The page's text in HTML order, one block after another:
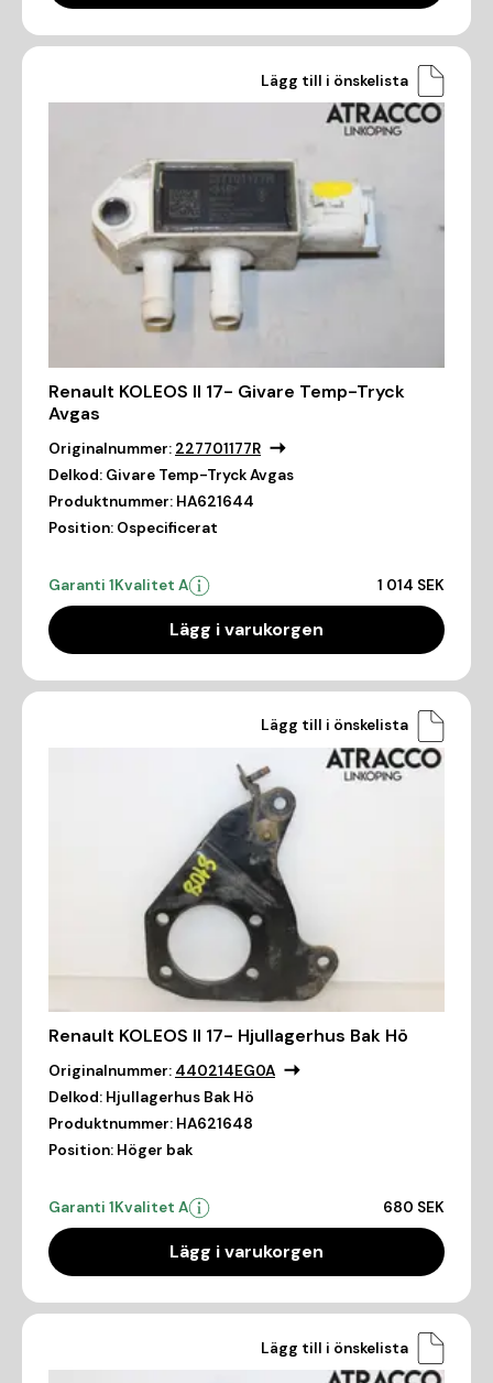
Lägg till i önskelista
Renault KOLEOS II 17- Givare Temp-Tryck
Avgas
Originalnummer: 227701177R
Delkod: Givare Temp-Tryck Avgas
Produktnummer: HA621644
Position: Ospecificerat
Garanti 1Kvalitet A 1 014 SEK
Lägg i varukorgen
Lägg till i önskelista
Renault KOLEOS II 17- Hjullagerhus Bak Hö
Originalnummer: 440214EG0A
Delkod: Hjullagerhus Bak Hö
Produktnummer: HA621648
Position: Höger bak
Garanti 1Kvalitet A 680 SEK
Lägg i varukorgen
Lägg till i önskelista